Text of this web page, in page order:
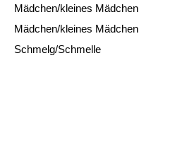
Mädchen/kleines Mädchen
Mädchen/kleines Mädchen
Schmelg/Schmelle